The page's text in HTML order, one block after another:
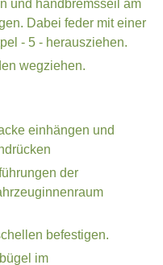
und handbremsseil am
Dabei feder mit einer
- 5 - herausziehen.
wegziehen.
einhängen und
der
befestigen.
im